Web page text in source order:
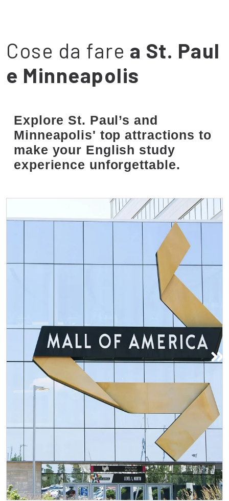
Cose da fare a St. Paul
e Minneapolis
Explore St. Paul’s and
Minneapolis' top attractions to
make your English study
experience unforgettable.
Centro commerciale dell'America